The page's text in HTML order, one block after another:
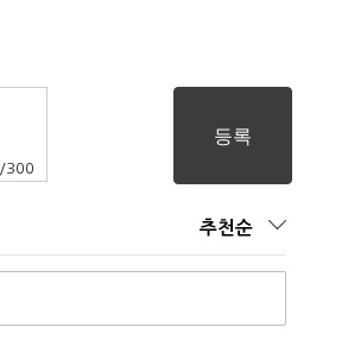
/300
추천순